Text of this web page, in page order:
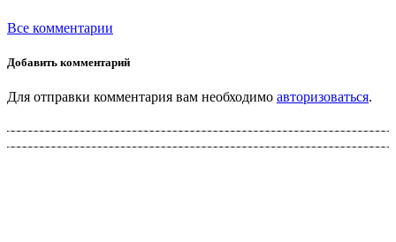
Все комментарии
Добавить комментарий
Для отправки комментария вам необходимо авторизоваться.